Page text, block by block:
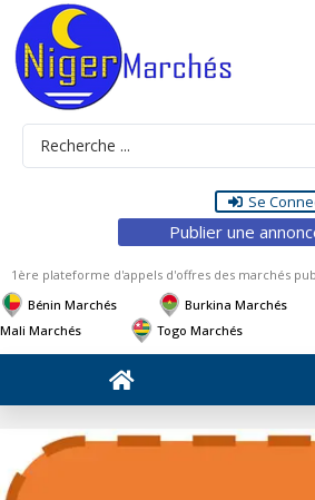
Se
Publier une
1ère plateforme d'appels d'offres des marchés
Bénin Marchés
Burkina Marchés
Mali Marchés
Togo Marchés